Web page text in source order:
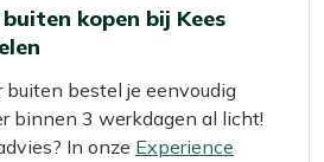
kopen bij Kees
bestel je eenvoudig
binnen 3 werkdagen al licht!
In onze Experience